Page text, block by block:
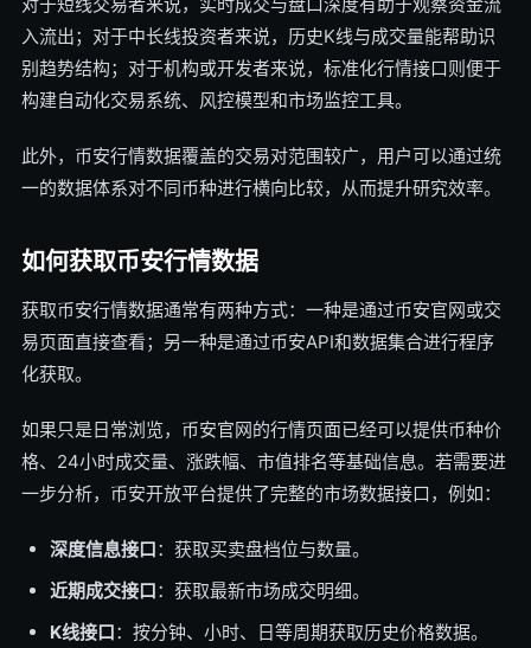
入流出；对于中长线投资者来说，历史K线与成交量能帮助识
别趋势结构；对于机构或开发者来说，标准化行情接口则便于
构建自动化交易系统、风控模型和市场监控工具。
此外，币安行情数据覆盖的交易对范围较广，用户可以通过统
一的数据体系对不同币种进行横向比较，从而提升研究效率。
如何获取币安行情数据
获取币安行情数据通常有两种方式：一种是通过币安官网或交
易页面直接查看；另一种是通过币安API和数据集合进行程序
化获取。
如果只是日常浏览，币安官网的行情页面已经可以提供币种价
格、24小时成交量、涨跌幅、市值排名等基础信息。若需要进
一步分析，币安开放平台提供了完整的市场数据接口，例如：
深度信息接口：获取买卖盘档位与数量。
近期成交接口：获取最新市场成交明细。
K线接口：按分钟、小时、日等周期获取历史价格数据。